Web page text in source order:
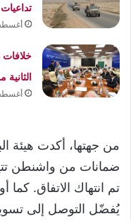
تداعيات
أغسطس
خلافات
أغسطس 7,
من جهتها، أكدت هيئة
ضمانات من واشنطن
يُفضّل التوصل إلى